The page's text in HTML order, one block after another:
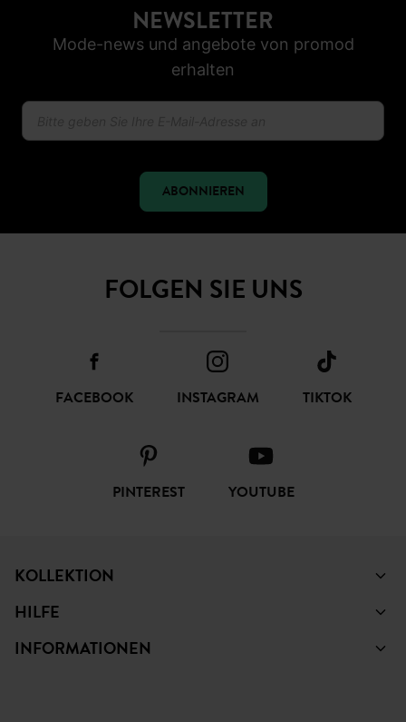
SICHER BEZAHLEN
Klarna, Apple Pay, Visa, PayPal
Mode-news und angebote von promod
ABONNIEREN
FOLGEN SIE UNS
FACEBOOK INSTAGRAM
PINTEREST